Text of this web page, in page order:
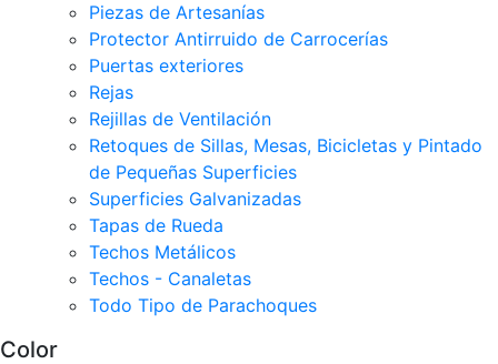
Piezas de Artesanías
Protector Antirruido de Carrocerías
Puertas exteriores
Rejas
Rejillas de Ventilación
Retoques de Sillas, Mesas, Bicicletas y Pintado
de Pequeñas Superficies
Superficies Galvanizadas
Tapas de Rueda
Techos Metálicos
Techos - Canaletas
Todo Tipo de Parachoques
Color